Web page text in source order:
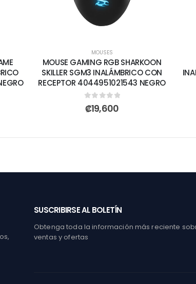
MOUSES
MOUSE GAMING RGB SHARKOON
SKILLER SGM3 INALÁMBRICO CON
RECEPTOR 4044951021543 NEGRO
0out of 5
₡19,600
SUSCRIBIRSE AL BOLETÍN
Obtenga toda la información más reciente
ventas y ofertas